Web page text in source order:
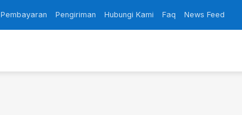
Pembayaran Pengiriman Hubungi Kami Faq News Feed